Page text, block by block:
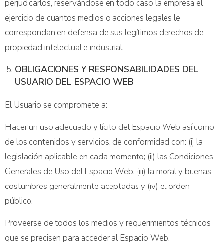
perjudicarlos, reservándose en todo caso la empresa el
ejercicio de cuantos medios o acciones legales le
correspondan en defensa de sus legítimos derechos de
propiedad intelectual e industrial.
OBLIGACIONES Y RESPONSABILIDADES DEL
USUARIO DEL ESPACIO WEB
El Usuario se compromete a:
Hacer un uso adecuado y lícito del Espacio Web así como
de los contenidos y servicios, de conformidad con: (i) la
legislación aplicable en cada momento; (ii) las Condiciones
Generales de Uso del Espacio Web; (iii) la moral y buenas
costumbres generalmente aceptadas y (iv) el orden
público.
Proveerse de todos los medios y requerimientos técnicos
que se precisen para acceder al Espacio Web.